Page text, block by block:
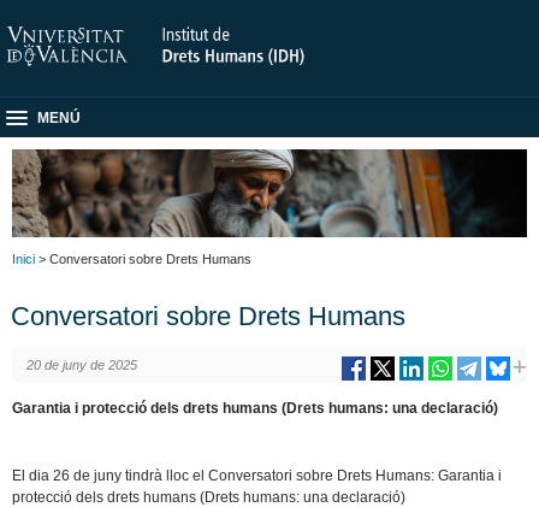
MENÚ
Inici > Conversatori sobre Drets Humans
Conversatori sobre Drets Humans
20 de juny de 2025
Garantia i protecció dels drets humans (Drets humans: una declaració)
El dia 26 de juny tindrà lloc el Conversatori sobre Drets Humans: Garantia i
protecció dels drets humans (Drets humans: una declaració)